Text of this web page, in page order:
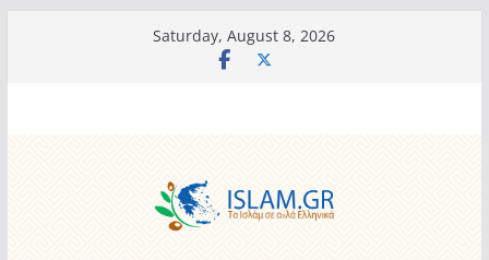
Saturday, August 8, 2026